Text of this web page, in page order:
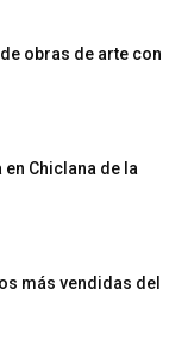
obras de arte con
Chiclana de la
más vendidas del